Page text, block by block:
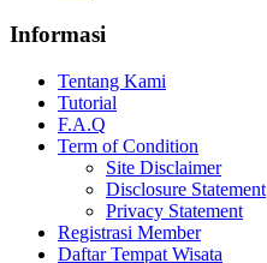
Informasi
Tentang Kami
Tutorial
F.A.Q
Term of Condition
Site Disclaimer
Disclosure Statement
Privacy Statement
Registrasi Member
Daftar Tempat Wisata